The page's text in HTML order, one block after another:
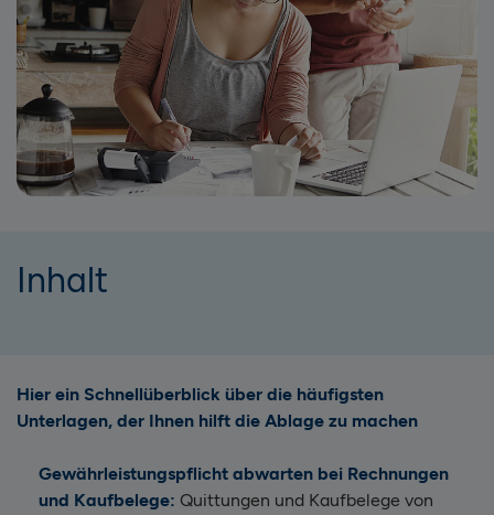
Inhalt
Hier ein Schnellüberblick über die häufigsten
Unterlagen, der Ihnen hilft die Ablage zu machen
Gewährleistungspflicht abwarten bei Rechnungen
und Kaufbelege: Quittungen und Kaufbelege von